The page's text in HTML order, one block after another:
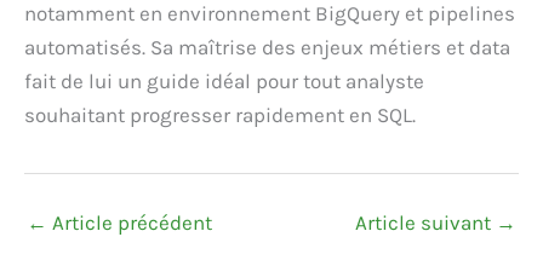
notamment en environnement BigQuery et pipelines
automatisés. Sa maîtrise des enjeux métiers et data
fait de lui un guide idéal pour tout analyste
souhaitant progresser rapidement en SQL.
← Article précédent Article suivant →